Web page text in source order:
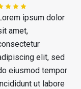
ipsum dolor
amet,
elit, sed
eiusmod tempor
ut labore